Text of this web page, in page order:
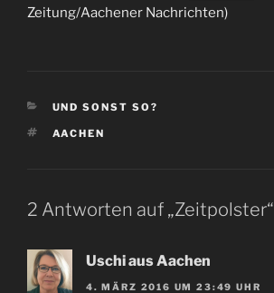
Zeitung/Aachener Nachrichten)
KATEGORIEN
UND SONST SO?
SCHLAGWÖRTER
AACHEN
2 Antworten auf „Zeitpolster“
Uschi aus Aachen
4. MÄRZ 2016 UM 23:49 UHR